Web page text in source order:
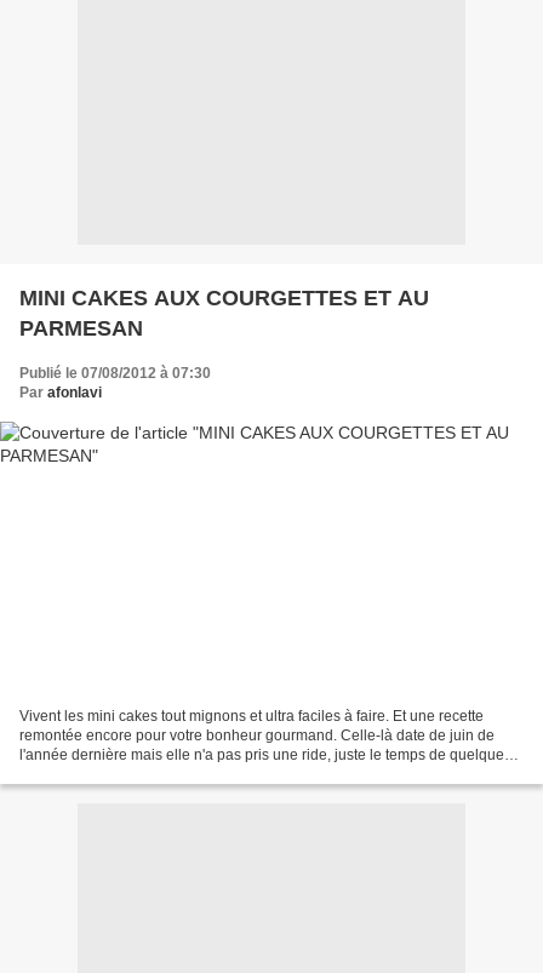
MINI CAKES AUX COURGETTES ET AU
PARMESAN
Publié le 07/08/2012 à 07:30
Par afonlavi
Vivent les mini cakes tout mignons et ultra faciles à faire. Et une recette
remontée encore pour votre bonheur gourmand. Celle-là date de juin de
l'année dernière mais elle n'a pas pris une ride, juste le temps de quelques